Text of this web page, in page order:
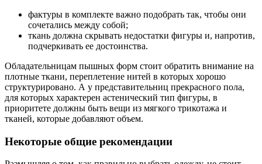
фактуры в комплекте важно подобрать так, чтобы они
сочетались между собой;
ткань должна скрывать недостатки фигуры и, напротив,
подчеркивать ее достоинства.
Обладательницам пышных форм стоит обратить внимание на
плотные ткани, переплетение нитей в которых хорошо
структурировано. А у представительниц прекрасного пола,
для которых характерен астенический тип фигуры, в
приоритете должны быть вещи из мягкого трикотажа и
тканей, которые добавляют объем.
Некоторые общие рекомендации